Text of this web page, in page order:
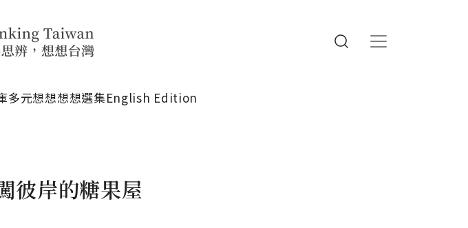
多元想想想想選集English Edition
彼岸的糖果屋